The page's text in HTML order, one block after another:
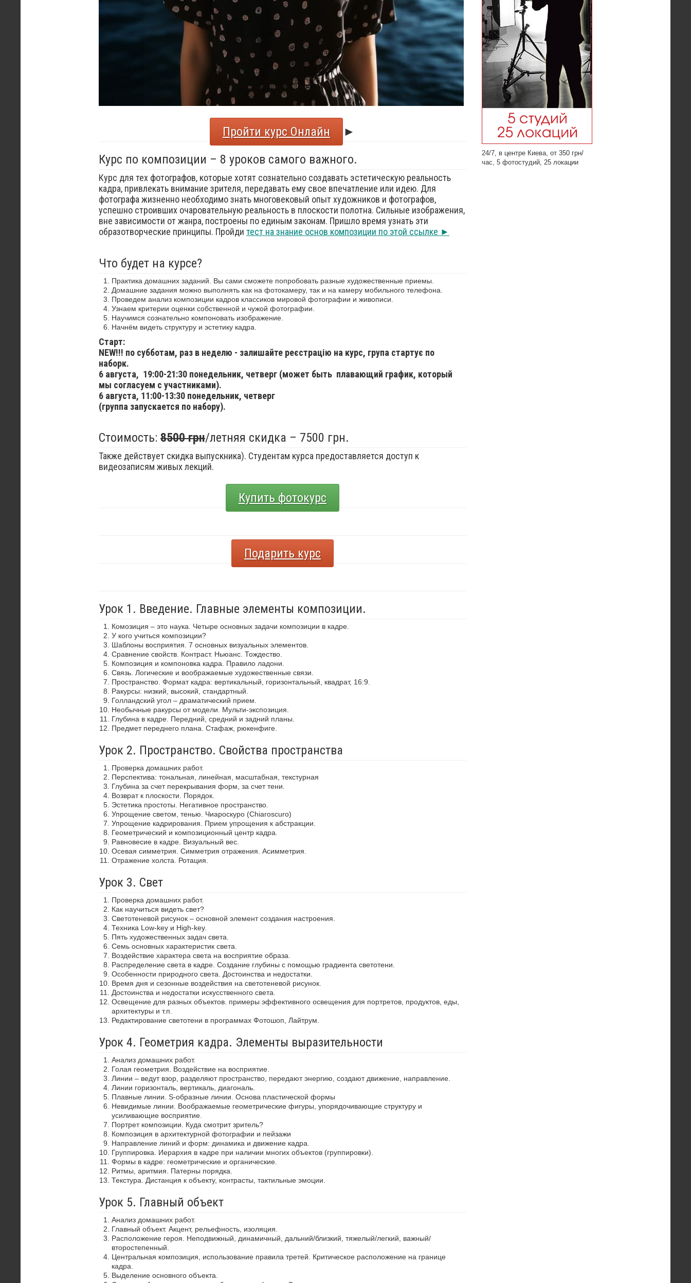
Пройти курс Онлайн
►
Курс по композиции – 8 уроков самого важного.
Курс для тех фотографов, которые хотят сознательно создавать эстетическую реальность
кадра, привлекать внимание зрителя, передавать ему свое впечатление или идею. Для
фотографа жизненно необходимо знать многовековый опыт художников и фотографов,
успешно строивших очаровательную реальность в плоскости полотна. Сильные изображения,
вне зависимости от жанра, построены по единым законам. Пришло время узнать эти
образотворческие принципы. Пройди тест на знание основ композиции по этой ссылке ►
Что будет на курсе?
Практика домашних заданий. Вы сами сможете попробовать разные художественные приемы.
Домашние задания можно выполнять как на фотокамеру, так и на камеру мобильного телефона.
Проведем анализ композиции кадров классиков мировой фотографии и живописи.
Узнаем критерии оценки собственной и чужой фотографии.
Научимся сознательно компоновать изображение.
Начнём видеть структуру и эстетику кадра.
Старт:
NEW!!! по субботам, раз в неделю - залишайте реєстрацію на курс, група стартує по
наборк.
6 августа, 19:00-21:30 понедельник, четверг (может быть плавающий график, который
мы согласуем с участниками).
6 августа, 11:00-13:30 понедельник, четверг
(группа запускается по набору).
Стоимость: 8500 грн/летняя скидка – 7500 грн.
Также действует скидка выпускника). Студентам курса предоставляется доступ к
видеозаписям живых лекций.
Купить фотокурс
Подарить курс
Урок 1. Введение. Главные элементы композиции.
Комозиция – это наука. Четыре основных задачи композиции в кадре.
У кого учиться композиции?
Шаблоны восприятия. 7 основных визуальных элементов.
Сравнение свойств. Контраст. Ньюанс. Тождество.
Композиция и компоновка кадра. Правило ладони.
Связь. Логические и воображаемые художественные связи.
Пространство. Формат кадра: вертикальный, горизонтальный, квадрат, 16:9.
Ракурсы: низкий, высокий, стандартный.
Голландский угол – драматический прием.
Необычные ракурсы от модели. Мульти-экспозиция.
Глубина в кадре. Передний, средний и задний планы.
Предмет переднего плана. Стафаж, рюкенфиге.
Урок 2. Пространство. Свойства пространства
Проверка домашних работ.
Перспектива: тональная, линейная, масштабная, текстурная
Глубина за счет перекрывания форм, за счет тени.
Возврат к плоскости. Порядок.
Эстетика простоты. Негативное пространство.
Упрощение светом, тенью. Чиароскуро (Chiaroscuro)
Упрощение кадрирования. Прием упрощения к абстракции.
Геометрический и композиционный центр кадра.
Равновесие в кадре. Визуальный вес.
Осевая симметрия. Симметрия отражения. Асимметрия.
Отражение холста. Ротация.
Урок 3. Свет
Проверка домашних работ.
Как научиться видеть свет?
Светотеневой рисунок – основной элемент создания настроения.
Техника Low-key и High-key.
Пять художественных задач света.
Семь основных характеристик света.
Воздействие характера света на восприятие образа.
Распределение света в кадре. Создание глубины с помощью градиента светотени.
Особенности природного света. Достоинства и недостатки.
Время дня и сезонные воздействия на светотеневой рисунок.
Достоинства и недостатки искусственного света.
Освещение для разных объектов. примеры эффективного освещения для портретов, продуктов, еды,
архитектуры и т.п.
Редактирование светотени в программах Фотошоп, Лайтрум.
Урок 4. Геометрия кадра. Элементы выразительности
Анализ домашних работ.
Голая геометрия. Воздействие на восприятие.
Линии – ведут взор, разделяют пространство, передают энергию, создают движение, направление.
Линии горизонталь, вертикаль, диагональ.
Плавные линии. S-образные линии. Основа пластической формы
Невидимые линии. Воображаемые геометрические фигуры, упорядочивающие структуру и
усиливающие восприятие.
Портрет композиции. Куда смотрит зритель?
Композиция в архитектурной фотографии и пейзажи
Направление линий и форм: динамика и движение кадра.
Группировка. Иерархия в кадре при наличии многих объектов (группировки).
Формы в кадре: геометрические и органические.
Ритмы, аритмия. Патерны порядка.
Текстура. Дистанция к объекту, контрасты, тактильные эмоции.
Урок 5. Главный объект
Анализ домашних работ.
Главный объект. Акцент, рельефность, изоляция.
Расположение героя. Неподвижный, динамичный, дальний/близкий, тяжелый/легкий, важный/
второстепенный.
Центральная композиция, использование правила третей. Критическое расположение на границе
кадра.
Выделение основного объекта.
24/7, в центре Киева, от 350 грн/
час, 5 фотостудий, 25 локации